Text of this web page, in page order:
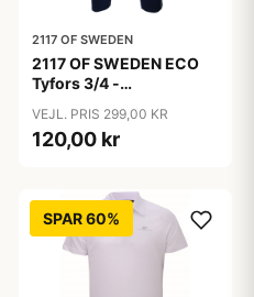
2117 OF SWEDEN
2117 OF SWEDEN ECO
Tyfors 3/4 -
grå - Str. 3XL
VEJL. PRIS 299,00 KR
120,00 kr
SPAR 60%